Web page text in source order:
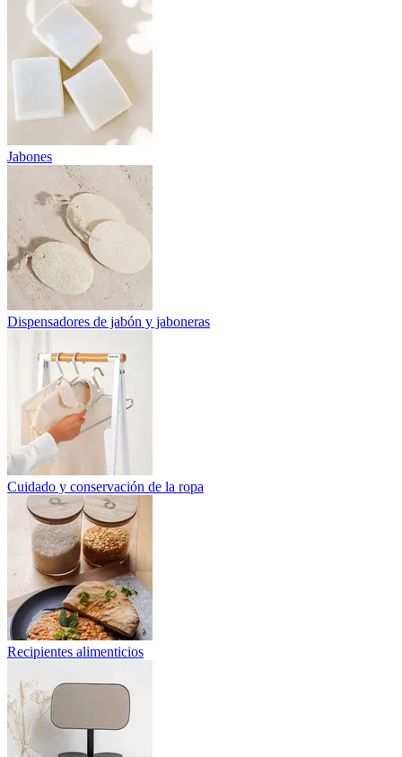
Jabones
Dispensadores de jabón y jaboneras
Cuidado y conservación de la ropa
Recipientes alimenticios